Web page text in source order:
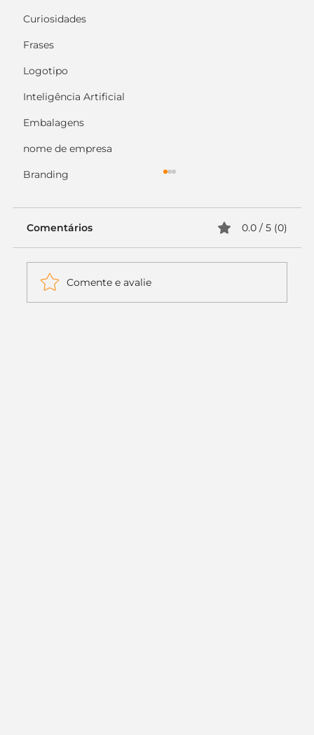
Curiosidades
Frases
Logotipo
Inteligência Artificial
Embalagens
nome de empresa
Branding
Comentários 0.0 / 5 (0)
Comente e avalie